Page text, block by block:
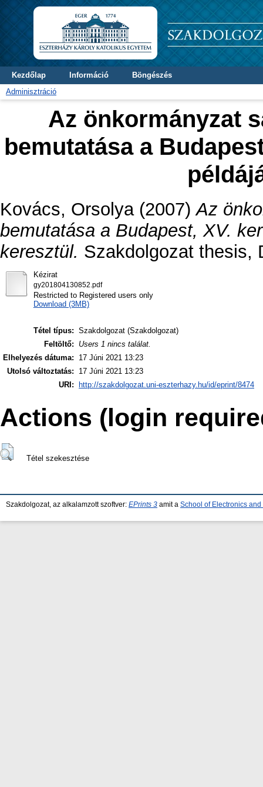
Kezdőlap Információ
Böngészés
Adminisztráció
Az önkormányzat
bemutatása a
Kovács, Orsolya(2007)Az
bemutatása a Budapest, XV.
keresztül. Szakdolgozat thesis,
Kézirat
gy201804130852.pdf
Restricted to Registered users only
Download (3MB)
Tétel típus: Szakdolgozat (Szakdolgozat)
Feltöltő:
Users 1 nincs találat.
Elhelyezés dátuma:
17 Júni 2021 13:23
Utolsó változtatás:
17 Júni 2021 13:23
URI:
http://szakdolgozat.uni-eszterhazy.hu/id/eprint/8474
Actions (login
Tétel szekesztése
Szakdolgozat, az alkalamzott szoftver: EPrints 3 amit a School of Electronics